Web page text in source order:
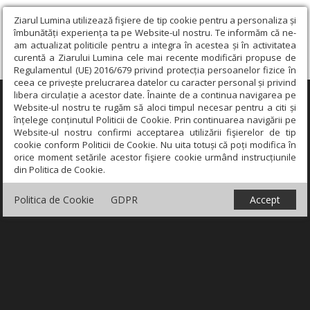
Ziarul Lumina utilizează fişiere de tip cookie pentru a personaliza și
îmbunătăți experiența ta pe Website-ul nostru. Te informăm că ne-
am actualizat politicile pentru a integra în acestea și în activitatea
curentă a Ziarului Lumina cele mai recente modificări propuse de
Regulamentul (UE) 2016/679 privind protecția persoanelor fizice în
ceea ce privește prelucrarea datelor cu caracter personal și privind
libera circulație a acestor date. Înainte de a continua navigarea pe
Website-ul nostru te rugăm să aloci timpul necesar pentru a citi și
înțelege conținutul Politicii de Cookie. Prin continuarea navigării pe
Website-ul nostru confirmi acceptarea utilizării fişierelor de tip
cookie conform Politicii de Cookie. Nu uita totuși că poți modifica în
orice moment setările acestor fişiere cookie urmând instrucțiunile
din Politica de Cookie.
Politica de Cookie GDPR Accept
×